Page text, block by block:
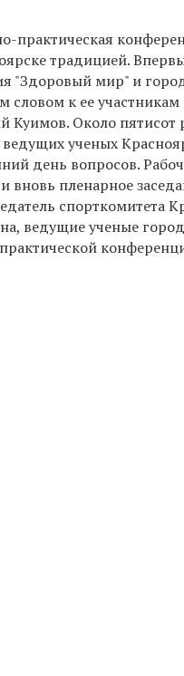
практическая
традицией.
"Здоровый мир" и
к ее участникам
Куимов. Около пятисот
ученых
день вопросов.
вновь пленарное
спорткомитета
ведущие ученые